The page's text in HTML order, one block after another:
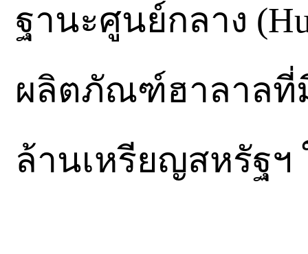
ฐานะศูนย์กลาง
ผลิตภัณฑ์ฮาลาลที่
ล้านเหรียญสหรัฐฯ